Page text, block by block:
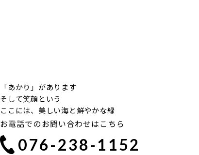
「あかり」があります
そして笑顔という
ここには、美しい海と鮮やかな緑
お電話でのお問い合わせはこちら
076-238-1152